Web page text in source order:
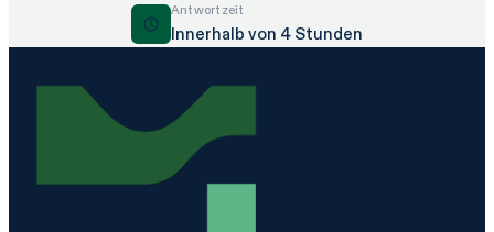
Antwortzeit
Innerhalb von 4 Stunden